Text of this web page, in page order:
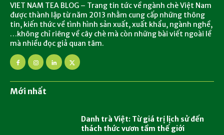
VIET NAM TEA BLOG – Trang tin tức về ngành chè Việt Nam
được thành lập từ năm 2013 nhằm cung cấp những thông
tin, kiến thức về tình hình sản xuất, xuất khẩu, ngành nghề,
…không chỉ riêng về cây chè mà còn những bài viết ngoài lề
mà nhiều đọc giả quan tâm.
Mới nhất
Danh trà Việt: Từ giá trị lịch sử đến
thách thức vươn tầm thế giới